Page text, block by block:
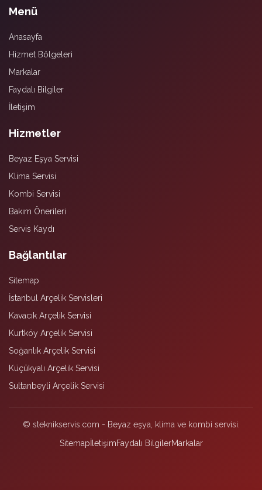
Menü
Anasayfa
Hizmet Bölgeleri
Markalar
Faydalı Bilgiler
İletişim
Hizmetler
Beyaz Eşya Servisi
Klima Servisi
Kombi Servisi
Bakım Önerileri
Servis Kaydı
Bağlantılar
Sitemap
İstanbul Arçelik Servisleri
Kavacık Arçelik Servisi
Kurtköy Arçelik Servisi
Soğanlık Arçelik Servisi
Küçükyalı Arçelik Servisi
Sultanbeyli Arçelik Servisi
© steknikservis.com - Beyaz eşya, klima ve kombi servisi.
SitemapİletişimFaydalı BilgilerMarkalar